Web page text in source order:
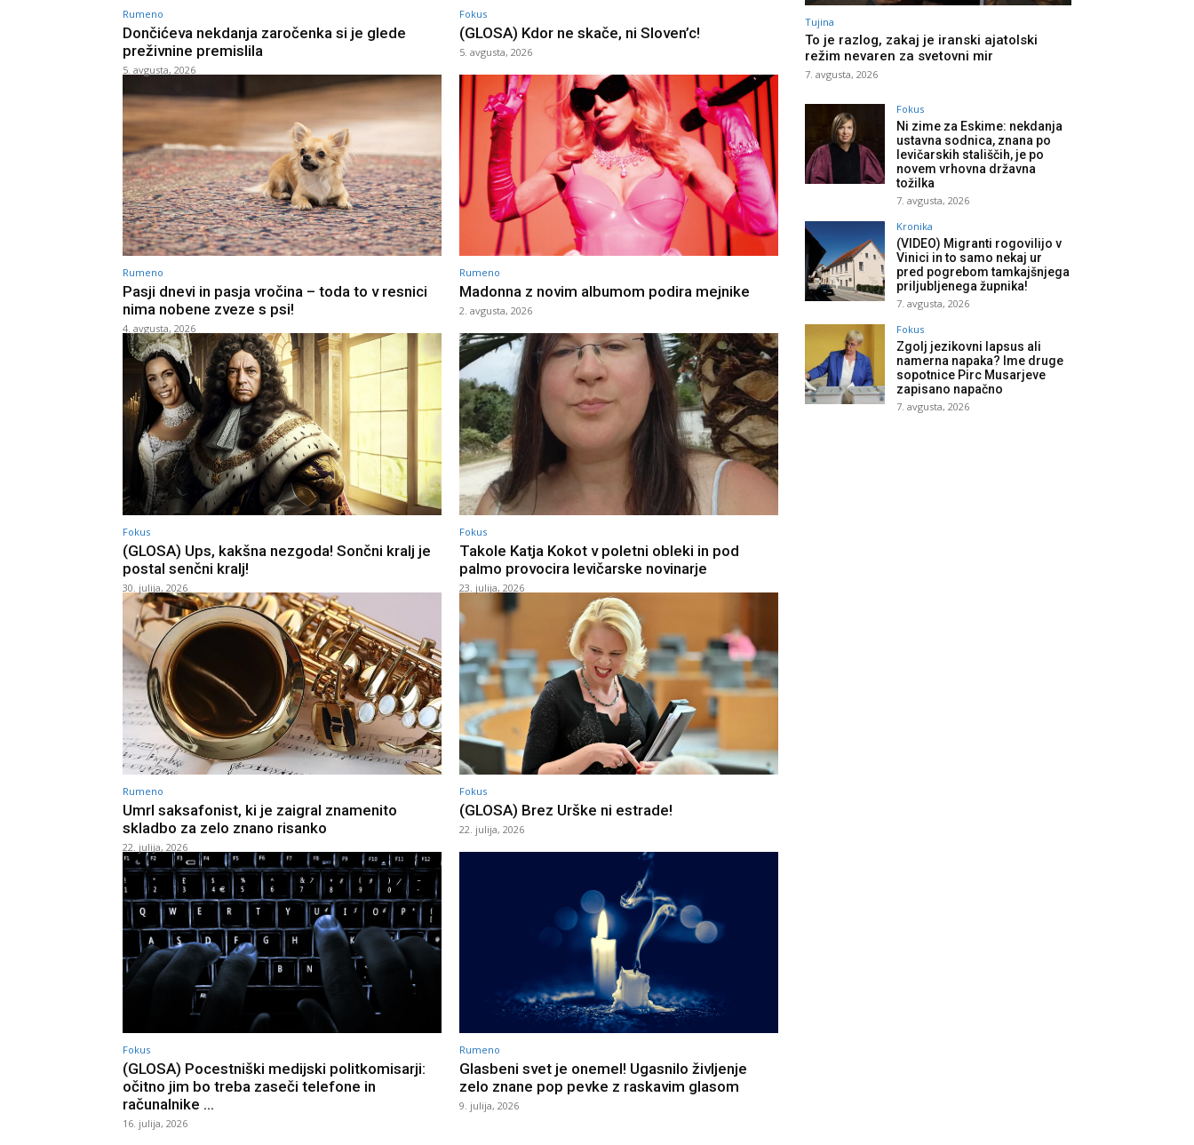
Rumeno
Dončićeva nekdanja zaročenka si je glede
preživnine premislila
5. avgusta, 2026
Fokus
(GLOSA) Kdor ne skače, ni Sloven’c!
5. avgusta, 2026
Rumeno
Pasji dnevi in pasja vročina – toda to v resnici
nima nobene zveze s psi!
4. avgusta, 2026
Rumeno
Madonna z novim albumom podira mejnike
2. avgusta, 2026
Fokus
(GLOSA) Ups, kakšna nezgoda! Sončni kralj je
postal senčni kralj!
30. julija, 2026
Fokus
Takole Katja Kokot v poletni obleki in pod
palmo provocira levičarske novinarje
23. julija, 2026
Rumeno
Umrl saksafonist, ki je zaigral znamenito
skladbo za zelo znano risanko
22. julija, 2026
Fokus
(GLOSA) Brez Urške ni estrade!
22. julija, 2026
Fokus
(GLOSA) Pocestniški medijski politkomisarji:
očitno jim bo treba zaseči telefone in
računalnike …
16. julija, 2026
Rumeno
Glasbeni svet je onemel! Ugasnilo življenje
zelo znane pop pevke z raskavim glasom
9. julija, 2026
Tujina
To je razlog, zakaj je iranski ajatolski
režim nevaren za svetovni mir
7. avgusta, 2026
Fokus
Ni zime za Eskime: nekdanja
ustavna sodnica, znana po
levičarskih stališčih, je po
novem vrhovna državna
tožilka
7. avgusta, 2026
Kronika
(VIDEO) Migranti rogovilijo v
Vinici in to samo nekaj ur
pred pogrebom tamkajšnjega
priljubljenega župnika!
7. avgusta, 2026
Fokus
Zgolj jezikovni lapsus ali
namerna napaka? Ime druge
sopotnice Pirc Musarjeve
zapisano napačno
7. avgusta, 2026